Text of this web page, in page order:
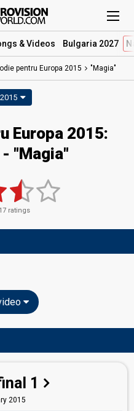
& Videos Bulgaria 2027
pentru Europa 2015 "Magia"
Europa 2015:
"Magia"
17 ratings
1
2015